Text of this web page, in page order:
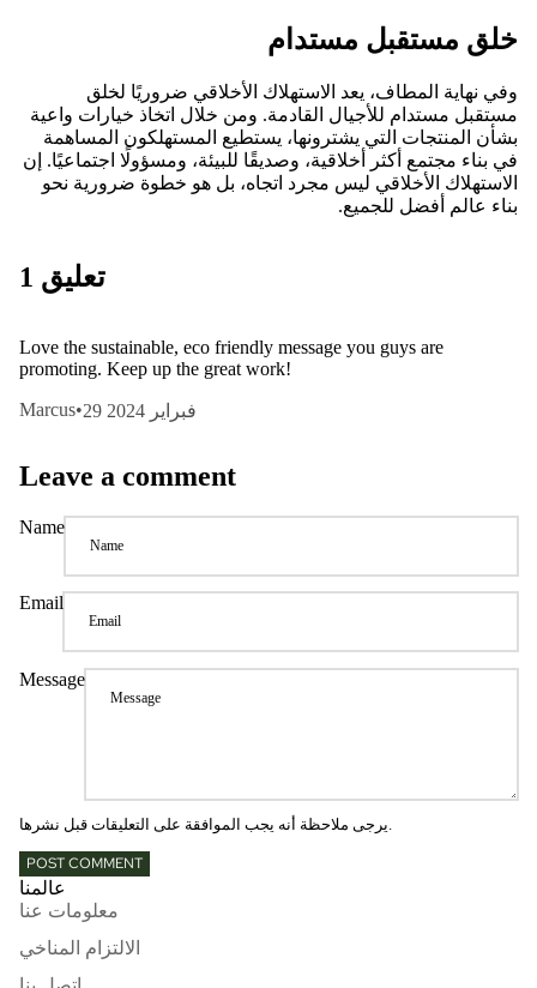
خلق مستقبل مستدام
وفي نهاية المطاف، يعد الاستهلاك الأخلاقي ضروريًا لخلق
مستقبل مستدام للأجيال القادمة. ومن خلال اتخاذ خيارات واعية
بشأن المنتجات التي يشترونها، يستطيع المستهلكون المساهمة
في بناء مجتمع أكثر أخلاقية، وصديقًا للبيئة، ومسؤولًا اجتماعيًا. إن
الاستهلاك الأخلاقي ليس مجرد اتجاه، بل هو خطوة ضرورية نحو
بناء عالم أفضل للجميع.
تعليق 1
Love the sustainable, eco friendly message you guys are
promoting. Keep up the great work!
Marcus• 29 فبراير 2024
Leave a comment
Name
Email
Message
POST COMMENT
عالمنا
معلومات عنا
الالتزام المناخي